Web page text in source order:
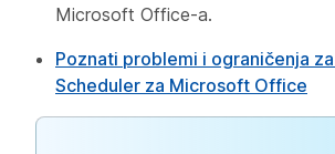
Microsoft Office-a.
Poznati problemi i ograničenja
Scheduler za Microsoft Office